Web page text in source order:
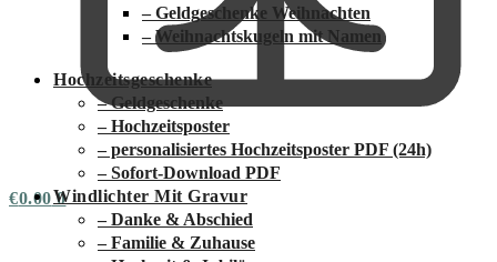
€0.00 0
– Geldgeschenke Weihnachten
– Weihnachtskugeln mit Namen
Hochzeitsgeschenke
– Geldgeschenke
– Hochzeitsposter
– personalisiertes Hochzeitsposter PDF (24h)
– Sofort-Download PDF
Windlichter Mit Gravur
– Danke & Abschied
– Familie & Zuhause